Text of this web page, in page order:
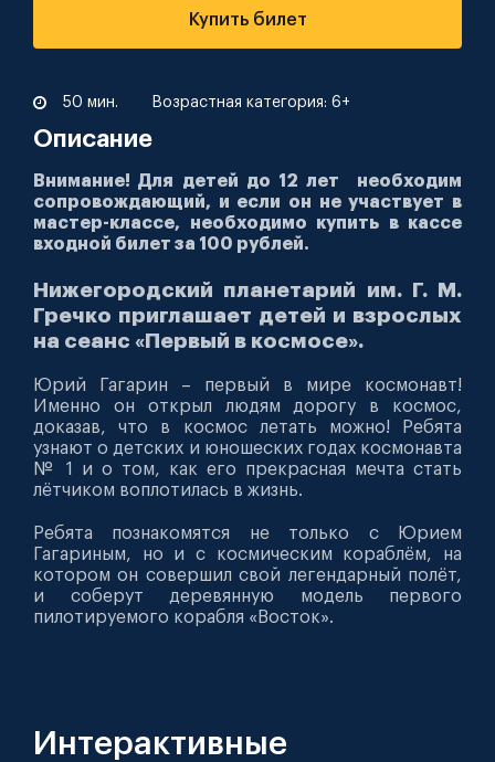
50 мин. Возрастная категория: 6+
Описание
Внимание! Для детей до 12 лет необходим
сопровождающий, и если он не участвует в
мастер-классе, необходимо купить в кассе
входной билет за 100 рублей.
Нижегородский планетарий им. Г. М.
Гречко приглашает детей и взрослых
на сеанс «Первый в космосе».
Юрий Гагарин – первый в мире космонавт!
Именно он открыл людям дорогу в космос,
доказав, что в космос летать можно! Ребята
узнают о детских и юношеских годах космонавта
№ 1 и о том, как его прекрасная мечта стать
лётчиком воплотилась в жизнь.
Ребята познакомятся не только с Юрием
Гагариным, но и с космическим кораблём, на
котором он совершил свой легендарный полёт,
и соберут деревянную модель первого
пилотируемого корабля «Восток».
Купить билет
Интерактивные